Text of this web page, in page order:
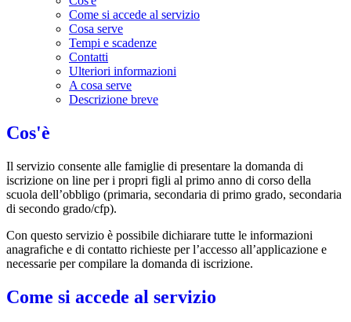
Come si accede al servizio
Cosa serve
Tempi e scadenze
Contatti
Ulteriori informazioni
A cosa serve
Descrizione breve
Cos'è
Il servizio consente alle famiglie di presentare la domanda di
iscrizione on line per i propri figli al primo anno di corso della
scuola dell’obbligo (primaria, secondaria di primo grado, secondaria
di secondo grado/cfp).
Con questo servizio è possibile dichiarare tutte le informazioni
anagrafiche e di contatto richieste per l’accesso all’applicazione e
necessarie per compilare la domanda di iscrizione.
Come si accede al servizio